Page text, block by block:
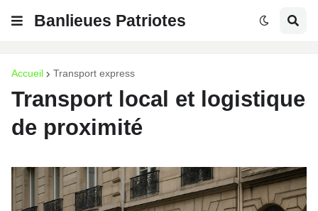
Banlieues Patriotes
Accueil Transport express
Transport local et logistique
de proximité